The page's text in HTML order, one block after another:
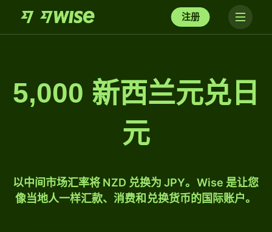
注册
5,000 新西兰元兑日
元
以中间市场汇率将 NZD 兑换为 JPY。Wise 是让您
像当地人一样汇款、消费和兑换货币的国际账户。